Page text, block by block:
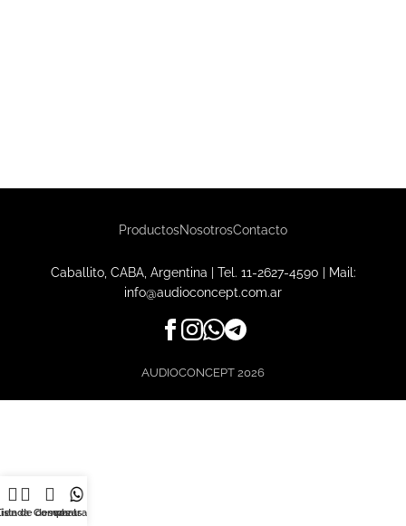
ProductosNosotrosContacto
Caballito, CABA, Argentina | Tel. 11-2627-4590 | Mail:
info@audioconcept.com.ar
AUDIOCONCEPT 2026
de deseos
Comparar
whatsapp